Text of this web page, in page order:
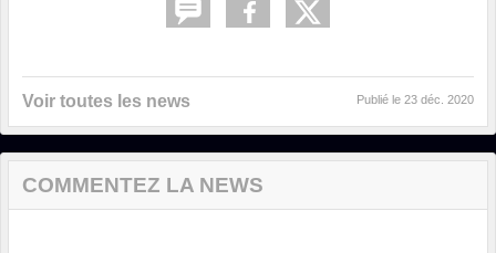
Voir toutes les news Publié le 23 déc. 2020
COMMENTEZ LA NEWS